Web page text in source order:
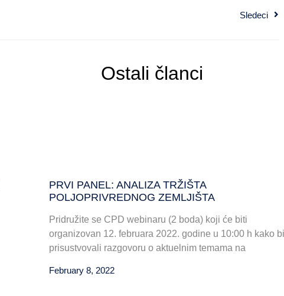
Sledeci
Ostali članci
PRVI PANEL: ANALIZA TRŽIŠTA
POLJOPRIVREDNOG ZEMLJIŠTA
Pridružite se CPD webinaru (2 boda) koji će biti
organizovan 12. februara 2022. godine u 10:00 h kako
prisustvovali razgovoru o aktuelnim temama na
February 8, 2022